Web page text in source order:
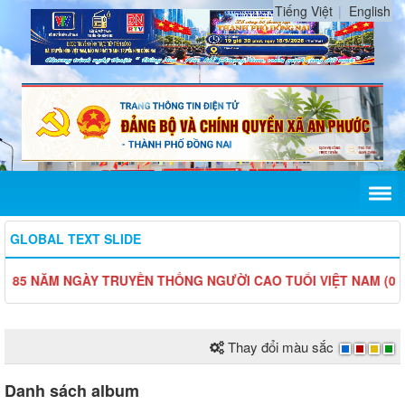
Tiếng Việt English
GLOBAL TEXT SLIDE
NGÀY TRUYỀN THỐNG NGƯỜI CAO TUỔI VIỆT NAM (06/6/
Thay đổi màu sắc
Danh sách album
Lịch làm việc tuần của UBND An Phước từ ngày 01/12/2025
Lịch làm việc tuần của UBND An Phước từ ngày 24/11/2025